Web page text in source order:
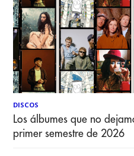
DISCOS
Los álbumes que no
primer semestre de 2026